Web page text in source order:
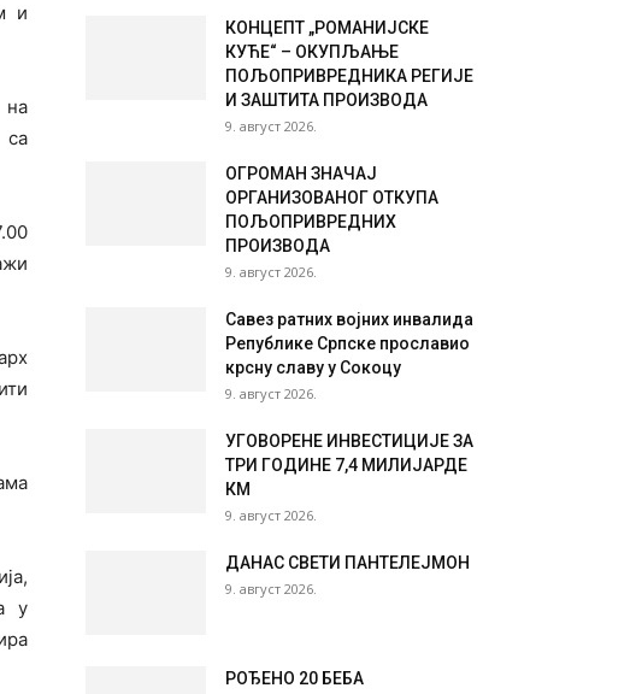
и
на
са
у
КОНЦЕПТ „РОМАНИЈСКЕ
КУЋЕ“ – ОКУПЉАЊЕ
ПОЉОПРИВРЕДНИКА РЕГИЈЕ
И ЗАШТИТА ПРОИЗВОДА
9. август 2026.
ОГРОМАН ЗНАЧАЈ
ОРГАНИЗОВАНОГ ОТКУПА
ПОЉОПРИВРЕДНИХ
ПРОИЗВОДА
9. август 2026.
Савез ратних војних инвалида
Републике Српске прославио
крсну славу у Сокоцу
9. август 2026.
УГОВОРЕНЕ ИНВЕСТИЦИЈЕ ЗА
ТРИ ГОДИНЕ 7,4 МИЛИЈАРДЕ
КМ
9. август 2026.
ДАНАС СВЕТИ ПАНТЕЛЕЈМОН
9. август 2026.
РОЂЕНО 20 БЕБА